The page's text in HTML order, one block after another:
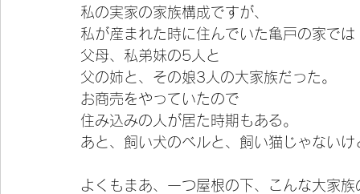
私の実家の家族構成ですが、
私が産まれた時に住んでいた亀戸の家では
父母、私弟妹の5人と
父の姉と、その娘3人の大家族だった。
お商売をやっていたので
住み込みの人が居た時期もある。
あと、飼い犬のベルと、飼い猫じゃない
よくもまあ、一つ屋根の下、こんな大家